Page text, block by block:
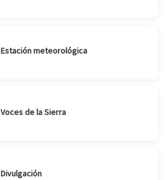
Estación meteorológica
Voces de la Sierra
Divulgación